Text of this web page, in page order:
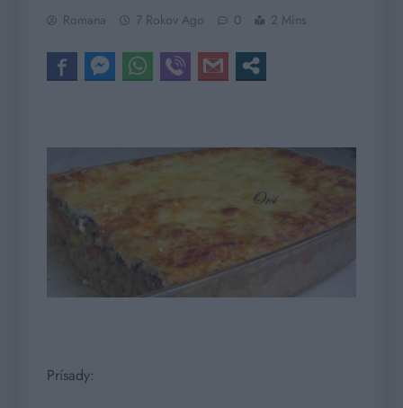
Romana 7 Rokov Ago 0 2 Mins
Prísady: